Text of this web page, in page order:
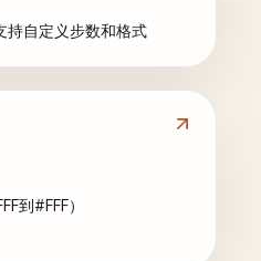
持自定义步数和格式
到#FFF）